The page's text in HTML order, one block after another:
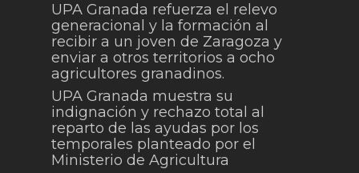
UPA Granada refuerza el relevo
generacional y la formación al
recibir a un joven de Zaragoza y
enviar a otros territorios a ocho
agricultores granadinos.
UPA Granada muestra su
indignación y rechazo total al
reparto de las ayudas por los
temporales planteado por el
Ministerio de Agricultura